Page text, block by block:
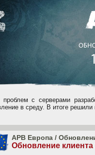
проблем с серверами
в среду. В итоге решили
APB Европа /
Обновление клиента